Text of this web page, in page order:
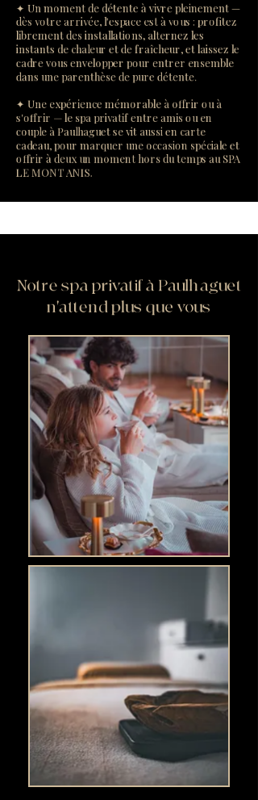
✦ Un moment de détente à vivre pleinement —
dès votre arrivée, l'espace est à vous : profitez
librement des installations, alternez les
instants de chaleur et de fraîcheur, et laissez le
cadre vous envelopper pour entrer ensemble
dans une parenthèse de pure détente.
✦ Une expérience mémorable à offrir ou à
s'offrir — le spa privatif entre amis ou en
couple à Paulhaguet se vit aussi en carte
cadeau, pour marquer une occasion spéciale et
offrir à deux un moment hors du temps au SPA
LE MONT ANIS.
Notre spa privatif à Paulhaguet
n'attend plus que vous